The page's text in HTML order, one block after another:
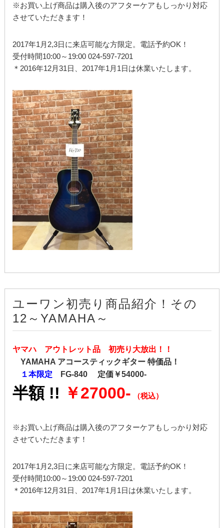
※お買い上げ商品は購入後のアフターケアもしっかり対応
させていただきます！
2017年1月2,3日に来店可能な方限定。電話予約OK！
受付時間10:00～19:00 024-597-7201
＊2016年12月31日、2017年1月1日は休業いたします。
ユーワン初売り商品紹介！その
12～YAMAHA～
ヤマハ アウトレット品 初売り大放出！！
YAMAHA アコースティックギター 特価品！
１本限定 FG-840 定価￥54000-
半額 !! ￥27000- （税込）
※お買い上げ商品は購入後のアフターケアもしっかり対応
させていただきます！
2017年1月2,3日に来店可能な方限定。電話予約OK！
受付時間10:00～19:00 024-597-7201
＊2016年12月31日、2017年1月1日は休業いたします。